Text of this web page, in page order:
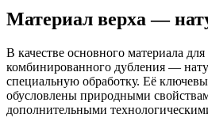
Материал верха —
В качестве основного материала
комбинированного дубления —
специальную обработку. Её
обусловлены природными
дополнительными